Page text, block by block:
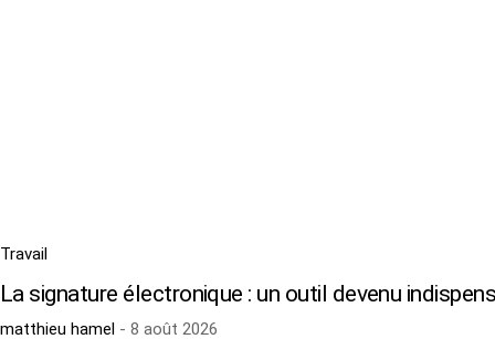
Travail
La signature électronique : un outil devenu
matthieu hamel - 8 août 2026